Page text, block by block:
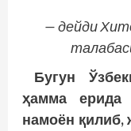
—дейди
Бугун
ҳамма ерида
намоён қилиб,